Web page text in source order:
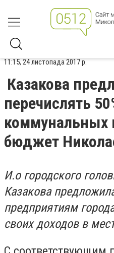
11:15, 24 листопада 2017 р.
Казакова
перечислять
коммунальных
бюджет
И.о городского
Казакова
предприятиям
своих доходов в